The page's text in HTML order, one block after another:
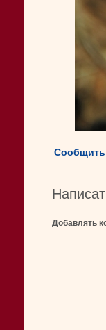
Сообщить
Добавлять